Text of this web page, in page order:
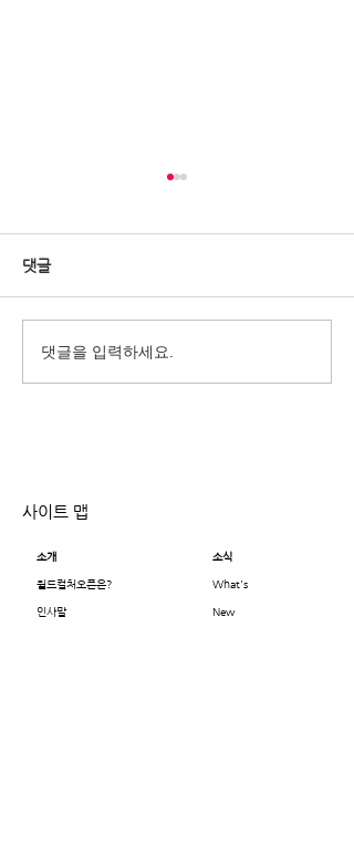
2022 베터투게더챌린지-평
생교육100선 신청 마지막
댓글
댓글을 입력하세요.
소개
월드컬처오픈은?
인사말
소식
What's
New
사이트 맵